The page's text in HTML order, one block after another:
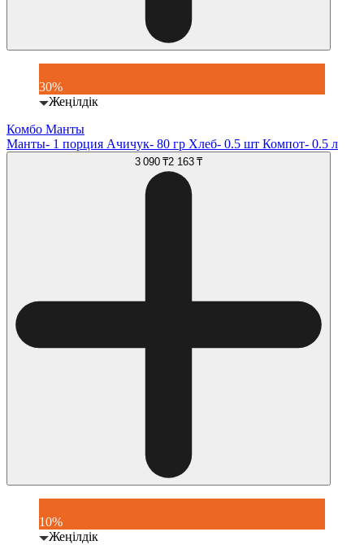
30%
Жеңілдік
Комбо Манты
Манты- 1 порция Ачичук- 80 гр Хлеб- 0.5 шт Компот- 0.5 л
3 090 ₸2 163 ₸
10%
Жеңілдік